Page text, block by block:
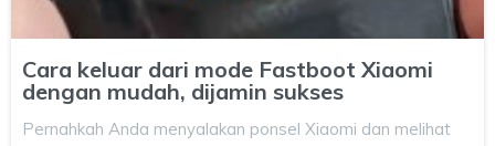
Cara keluar dari mode Fastboot Xiaomi
dengan mudah, dijamin sukses
Pernahkah Anda menyalakan ponsel Xiaomi dan melihat